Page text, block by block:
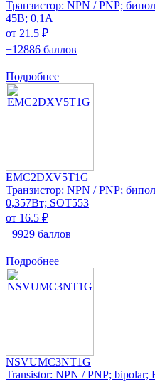
Транзистор: NPN / PNP;
45В; 0,1А
от 21.5 ₽
+12886 баллов
Подробнее
EMC2DXV5T1G
Транзистор: NPN / PNP;
0,357Вт; SOT553
от 16.5 ₽
+9929 баллов
Подробнее
NSVUMC3NT1G
Transistor: NPN / PNP; bipolar;